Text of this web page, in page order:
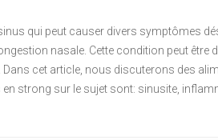
qui peut causer divers symptômes
nasale. Cette condition peut être
cet article, nous discuterons des
strong sur le sujet sont: sinusite,